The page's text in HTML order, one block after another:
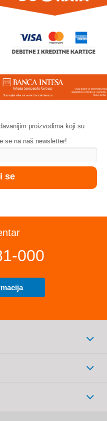
proizvodima koji su
se na naš newsletter!
000